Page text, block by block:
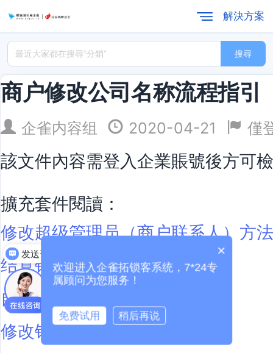
解決方案
搜尋
商户修改公司名称流程指引
企雀内容组 2020-04-21 僅
該文件內容需登入企業賬號後方可
擴充套件閱讀：
修改超级管理员（商户联系人）方法
结算银行变更函
自助修改结算账号功能介绍
修改银行结算账号申请
发送资料 ×
欢迎进入企雀拓锁客系统，7*24专
属顾问为您服务！
免费试用 稍后再说